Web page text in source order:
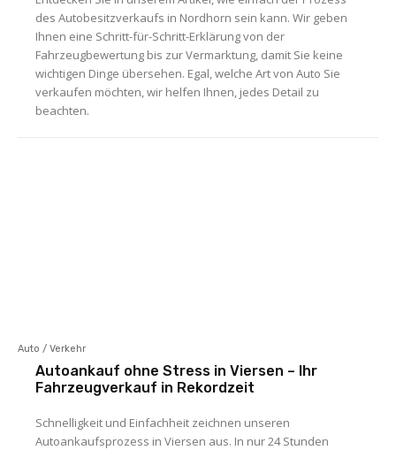
des Autobesitzverkaufs in Nordhorn sein kann. Wir geben
Ihnen eine Schritt-für-Schritt-Erklärung von der
Fahrzeugbewertung bis zur Vermarktung, damit Sie keine
wichtigen Dinge übersehen. Egal, welche Art von Auto Sie
verkaufen möchten, wir helfen Ihnen, jedes Detail zu
beachten.
Auto / Verkehr
Autoankauf ohne Stress in Viersen – Ihr
Fahrzeugverkauf in Rekordzeit
Schnelligkeit und Einfachheit zeichnen unseren
Autoankaufsprozess in Viersen aus. In nur 24 Stunden